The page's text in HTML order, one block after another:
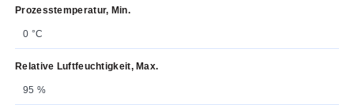
Prozesstemperatur, Min.
0 °C
Relative Luftfeuchtigkeit, Max.
95 %